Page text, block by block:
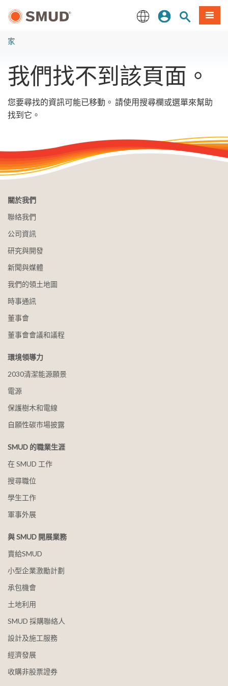
登入站內搜尋
選單
家
我們找不到該頁面。
您要尋找的資訊可能已移動。 請使用搜尋欄或選單來幫助
找到它。
關於我們
聯絡我們
公司資訊
研究與開發
新聞與媒體
我們的領土地圖
時事通訊
董事會
董事會會議和議程
環境領導力
2030清潔能源願景
電源
保護樹木和電線
自願性碳市場披露
SMUD 的職業生涯
在 SMUD 工作
搜尋職位
學生工作
軍事外展
與 SMUD 開展業務
賣給SMUD
小型企業激勵計劃
承包機會
土地利用
SMUD 採購聯絡人
設計及施工服務
經濟發展
收購非股票證券